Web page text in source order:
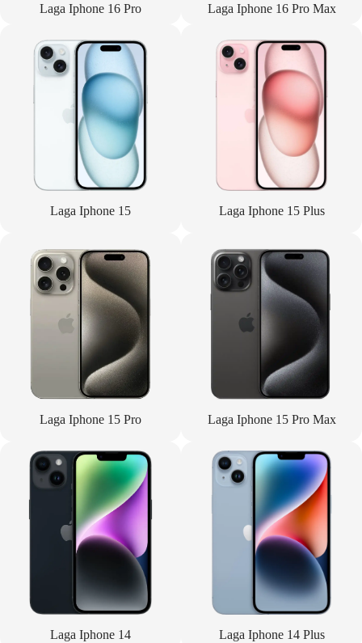
Laga Iphone 16 Pro Laga Iphone 16 Pro Max
Laga Iphone 15 Laga Iphone 15 Plus
Laga Iphone 15 Pro Laga Iphone 15 Pro Max
Laga Iphone 14 Laga Iphone 14 Plus